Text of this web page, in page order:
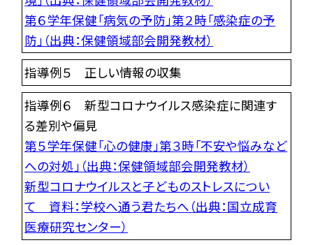
第６学年保健「病気の予防」第２時「感染症の予
防」（出典：保健領域部会開発教材）
指導例５ 正しい情報の収集
指導例６ 新型コロナウイルス感染症に関連す
る差別や偏見
第５学年保健「心の健康」第３時「不安や悩みなど
への対処」（出典：保健領域部会開発教材）
新型コロナウイルスと子どものストレスについ
て 資料：学校へ通う君たちへ（出典：国立成育
医療研究センター）